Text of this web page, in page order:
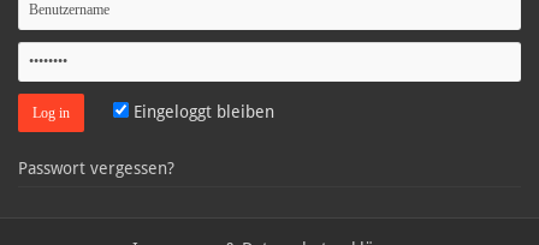
Eingeloggt bleiben
Passwort vergessen?